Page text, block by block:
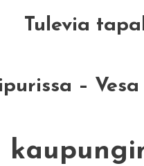
Tulevia
–